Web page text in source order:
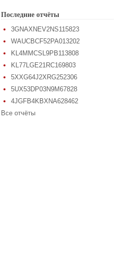
Последние отчёты
3GNAXNEV2NS115823
WAUCBCF52PA013202
KL4MMCSL9PB113808
KL77LGE21RC169803
5XXG64J2XRG252306
5UX53DP03N9M67828
4JGFB4KBXNA628462
Все отчёты